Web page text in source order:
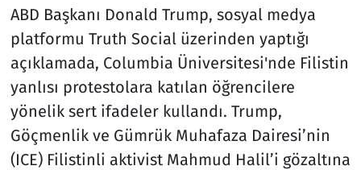
ABD Başkanı Donald Trump, sosyal medya
platformu Truth Social üzerinden yaptığı
açıklamada, Columbia Üniversitesi'nde Filistin
yanlısı protestolara katılan öğrencilere
yönelik sert ifadeler kullandı. Trump,
Göçmenlik ve Gümrük Muhafaza Dairesi’nin
(ICE) Filistinli aktivist Mahmud Halil’i gözaltına
Teknoloji ve Bilim
Televizyon